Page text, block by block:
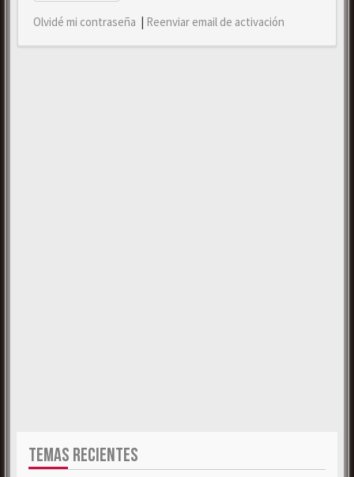
Olvidé mi contraseña | Reenviar email de activación
TEMAS RECIENTES